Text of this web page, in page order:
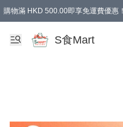
購物滿 HKD 500.00即享免運費優惠
S食Mart